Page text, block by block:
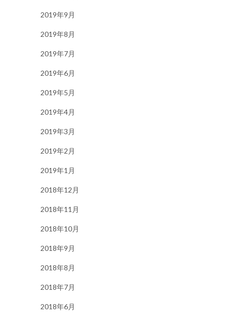
2019年9月
2019年8月
2019年7月
2019年6月
2019年5月
2019年4月
2019年3月
2019年2月
2019年1月
2018年12月
2018年11月
2018年10月
2018年9月
2018年8月
2018年7月
2018年6月